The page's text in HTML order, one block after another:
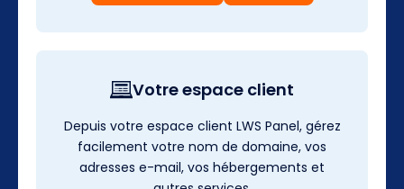
Votre espace client
Depuis votre espace client LWS Panel, gérez
facilement votre nom de domaine, vos
adresses e-mail, vos hébergements et